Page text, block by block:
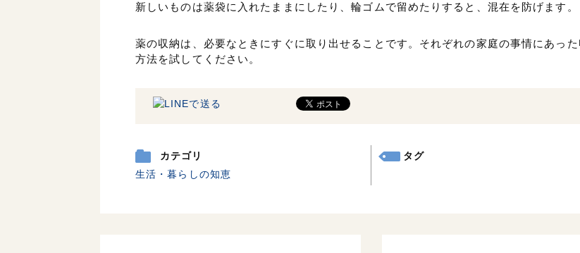
新しいものは薬袋に入れたままにしたり、輪ゴムで留めたりすると、混在を防げます。
薬の収納は、必要なときにすぐに取り出せることです。それぞれの家庭の事情にあった
方法を試してください。
カテゴリ
生活・暮らしの知恵
タグ